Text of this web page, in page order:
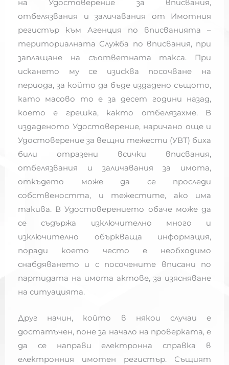
на Удостоверение за вписвания,
отбелязвания и заличавания от Имотния
регистър към Агенция по вписванията –
териториалната Служба по вписвания, при
заплащане на съответната такса. При
искането му се изисква посочване на
периода, за който да бъде издадено същото,
като масово то е за десет години назад,
което е грешка, както отбелязахме. В
издаденото Удостоверение, наричано още и
Удостоверение за вещни тежести (УВТ) биха
били отразени всички вписвания,
отбелязвания и заличавания за имота,
откъдето може да се проследи
собствеността, и тежестите, ако има
такива. В Удостоверението обаче може да
се съдържа изключително много и
изключително объркваща информация,
поради което често е необходимо
снабдяването и с посочените вписани по
партидата на имота актове, за изясняване
на ситуацията.
Друг начин, който в някои случаи е
достатъчен, поне за начало на проверката, е
да се направи електронна справка в
електронния имотен регистър. Същият